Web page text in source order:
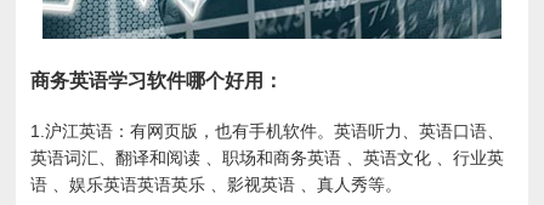
商务英语学习软件哪个好用：
1.沪江英语：有网页版，也有手机软件。英语听力、英语口语、
英语词汇、翻译和阅读 、职场和商务英语 、英语文化 、行业英
语 、娱乐英语英语英乐 、影视英语 、真人秀等。